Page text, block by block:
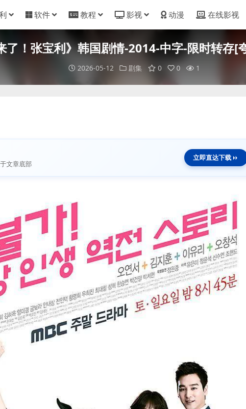
软件 教程 影视 动漫 在线影视
了！张宝利》韩国剧情-2014-中字-限时转存[
2026-05-12 剧集 0 0 1
文章底部
立即直达下载